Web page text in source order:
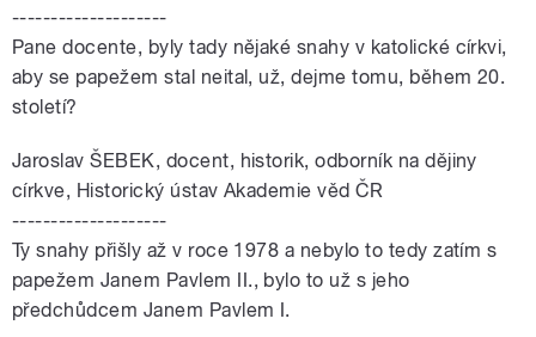
--------------------
Pane docente, byly tady nějaké snahy v katolické církvi,
aby se papežem stal neital, už, dejme tomu, během 20.
století?
Jaroslav ŠEBEK, docent, historik, odborník na dějiny
církve, Historický ústav Akademie věd ČR
--------------------
Ty snahy přišly až v roce 1978 a nebylo to tedy zatím s
papežem Janem Pavlem II., bylo to už s jeho
předchůdcem Janem Pavlem I.